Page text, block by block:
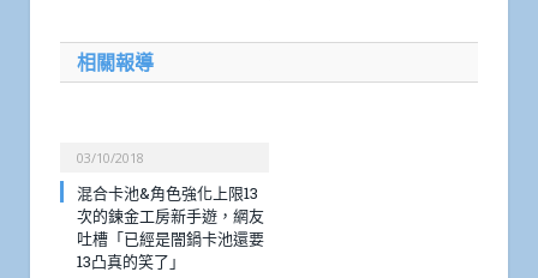
相關報導
03/10/2018
混合卡池&角色強化上限13
次的鍊金工房新手遊，網友
吐槽「已經是闇鍋卡池還要
13凸真的笑了」